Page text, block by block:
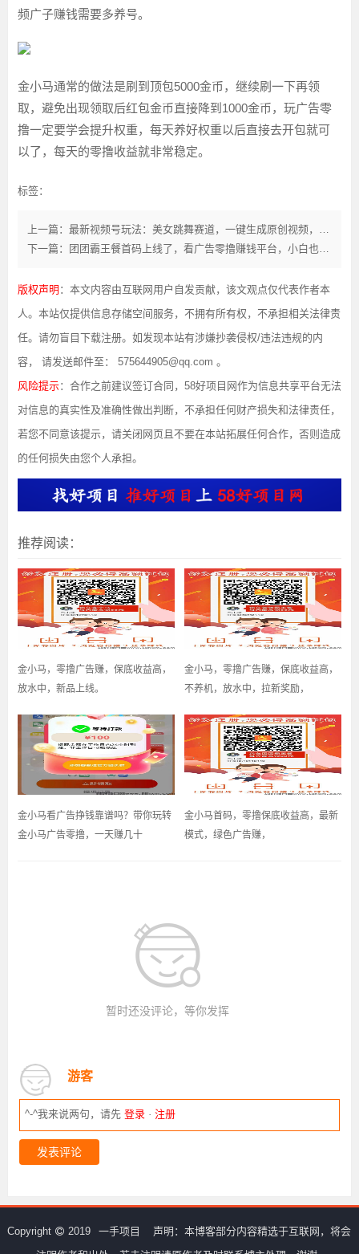
频广子赚钱需要多养号。
金小马通常的做法是刷到顶包5000金币，继续刷一下再领
取，避免出现领取后红包金币直接降到1000金币，玩广告零
撸一定要学会提升权重，每天养好权重以后直接去开包就可
以了，每天的零撸收益就非常稳定。
标签：
下一篇：团团霸王餐首码上线了，看广告零撸赚钱平台，小白也能赚米！
版权声明 ：本文内容由互联网用户自发贡献，该文观点仅代表作者本
人。本站仅提供信息存储空间服务，不拥有所有权，不承担相关法律责
任。请勿盲目下载注册。如发现本站有涉嫌抄袭侵权/违法违规的内
容， 请发送邮件至： 575644905@qq.com 。
风险提示：合作之前建议签订合同，58好项目网作为信息共享平台无法
对信息的真实性及准确性做出判断，不承担任何财产损失和法律责任，
若您不同意该提示，请关闭网页且不要在本站拓展任何合作，否则造成
的任何损失由您个人承担。
推荐阅读：
金小马，零撸广告赚，保底收益高，
放水中，新品上线。
金小马，零撸广告赚，保底收益高，
不养机，放水中，拉新奖励，
金小马看广告挣钱靠谱吗？带你玩转
金小马广告零撸，一天赚几十
金小马首码，零撸保底收益高，最新
模式，绿色广告赚，
暂时还没评论，等你发挥
游客
^-^我来说两句，请先登录 · 注册
发表评论
Copyright 2019 一手项目
声明：本博客部分内容精选于互联网，将会